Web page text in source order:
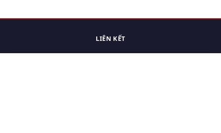
LIÊN KẾT